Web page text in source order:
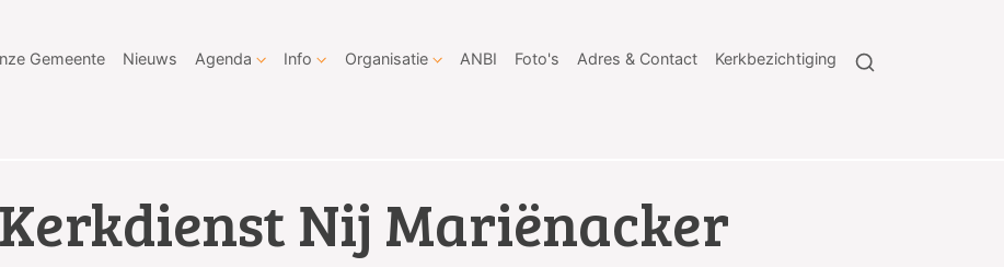
Gemeente Nieuws Agenda Info Organisatie ANBI Foto's Adres & Contact Kerkbezichtiging
Kerkdienst Nij Mariënacker